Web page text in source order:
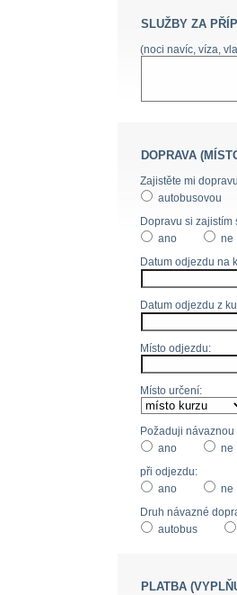
SLUŽBY ZA
(noci navíc, víza,
DOPRAVA
Zajistěte mi
autobusovou
Dopravu si zajistím
ano
ne
Datum odjezdu na
Datum odjezdu z
Místo odjezdu:
Místo určení:
Požaduji
ano
ne
při odjezdu:
ano
ne
Druh návazné
autobus
PLATBA